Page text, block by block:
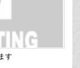
す